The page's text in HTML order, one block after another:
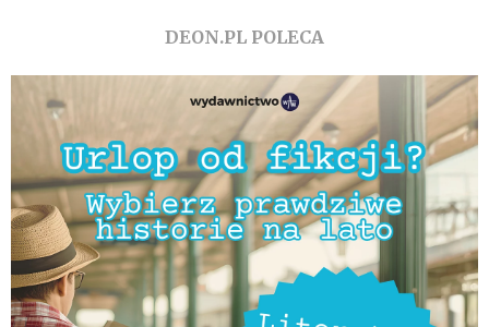
DEON.PL POLECA